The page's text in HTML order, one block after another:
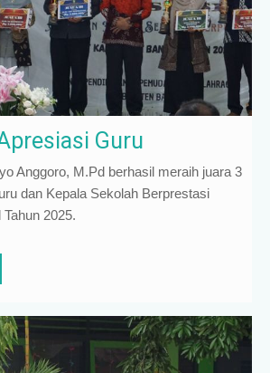
Guru
Anggoro, M.Pd berhasil meraih juara 3
dan Kepala Sekolah Berprestasi
2025.